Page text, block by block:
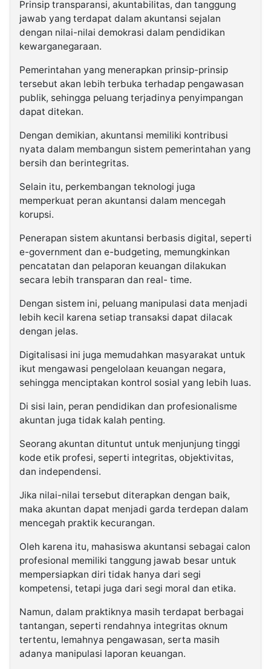
Prinsip transparansi, akuntabilitas, dan tanggung
jawab yang terdapat dalam akuntansi sejalan
dengan nilai-nilai demokrasi dalam pendidikan
kewarganegaraan.
Pemerintahan yang menerapkan prinsip-prinsip
tersebut akan lebih terbuka terhadap pengawasan
publik, sehingga peluang terjadinya penyimpangan
dapat ditekan.
Dengan demikian, akuntansi memiliki kontribusi
nyata dalam membangun sistem pemerintahan yang
bersih dan berintegritas.
Selain itu, perkembangan teknologi juga
memperkuat peran akuntansi dalam mencegah
korupsi.
Penerapan sistem akuntansi berbasis digital, seperti
e-government dan e-budgeting, memungkinkan
pencatatan dan pelaporan keuangan dilakukan
secara lebih transparan dan real- time.
Dengan sistem ini, peluang manipulasi data menjadi
lebih kecil karena setiap transaksi dapat dilacak
dengan jelas.
Digitalisasi ini juga memudahkan masyarakat untuk
ikut mengawasi pengelolaan keuangan negara,
sehingga menciptakan kontrol sosial yang lebih luas.
Di sisi lain, peran pendidikan dan profesionalisme
akuntan juga tidak kalah penting.
Seorang akuntan dituntut untuk menjunjung tinggi
kode etik profesi, seperti integritas, objektivitas,
dan independensi.
Jika nilai-nilai tersebut diterapkan dengan baik,
maka akuntan dapat menjadi garda terdepan dalam
mencegah praktik kecurangan.
Oleh karena itu, mahasiswa akuntansi sebagai calon
profesional memiliki tanggung jawab besar untuk
mempersiapkan diri tidak hanya dari segi
kompetensi, tetapi juga dari segi moral dan etika.
Namun, dalam praktiknya masih terdapat berbagai
tantangan, seperti rendahnya integritas oknum
tertentu, lemahnya pengawasan, serta masih
adanya manipulasi laporan keuangan.